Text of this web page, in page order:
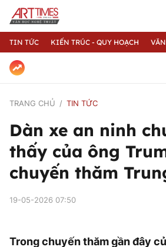
TIN TỨC KIẾN TRÚC - QUY HOẠCH
TRANG CHỦ TIN TỨC
Dàn xe an ninh
thấy của ông
chuyến thăm
19-05-2026 07:50
Trong chuyến thăm gần đây